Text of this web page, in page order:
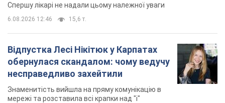
Спершу лікарі не надали цьому належної уваги
6.08.2026 12:46 15,6 т.
Відпустка Лесі Нікітюк у Карпатах
обернулася скандалом: чому ведучу
несправедливо захейтили
Знаменитість вийшла на пряму комунікацію в
мережі та розставила всі крапки над "і"